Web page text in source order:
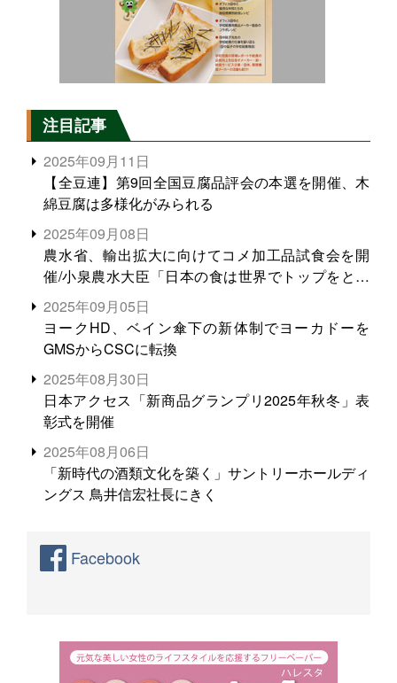
注目記事
2025年09月11日
【全豆連】第9回全国豆腐品評会の本選を開催、木
綿豆腐は多様化がみられる
2025年09月08日
農水省、輸出拡大に向けてコメ加工品試食会を開
催/小泉農水大臣「日本の食は世界でトップをとれ
る。米増産に向けて、米輸出需要の拡大を」
2025年09月05日
ヨークHD、ベイン傘下の新体制でヨーカドーを
GMSからCSCに転換
2025年08月30日
日本アクセス「新商品グランプリ2025年秋冬」表
彰式を開催
2025年08月06日
「新時代の酒類文化を築く」サントリーホールディ
ングス 鳥井信宏社長にきく
Facebook